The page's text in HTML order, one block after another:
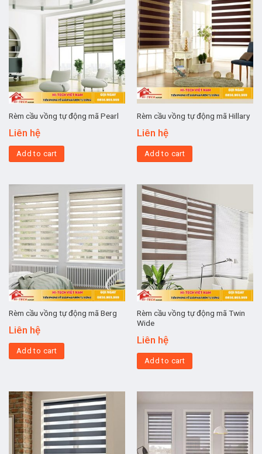
Rèm cầu vồng tự động mã Pearl
Liên hệ
Add to cart
Rèm cầu vồng tự động mã Hillary
Liên hệ
Add to cart
Rèm cầu vồng tự động mã Berg
Liên hệ
Add to cart
Rèm cầu vồng tự động mã Twin
Wide
Liên hệ
Add to cart